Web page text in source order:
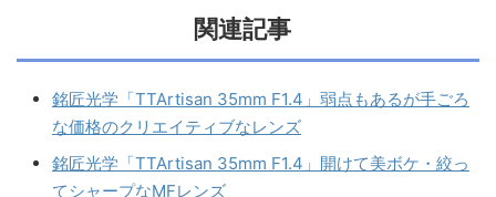
関連記事
銘匠光学「TTArtisan 35mm F1.4」弱点もあるが手ごろ
な価格のクリエイティブなレンズ
銘匠光学「TTArtisan 35mm F1.4」開けて美ボケ・絞っ
てシャープなMFレンズ